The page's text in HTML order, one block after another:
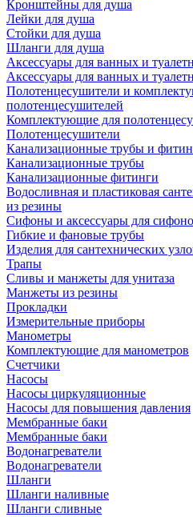
Кронштейны для душа
Лейки для душа
Стойки для душа
Шланги для душа
Аксессуары для ванных и
Аксессуары для ванных и
Полотенцесушители и
полотенцесушителей
Комплектующие для
Полотенцесушители
Канализационные трубы и
Канализационные трубы
Канализационные фитинги
Водосливная и пластиковая
из резины
Сифоны и аксессуары для
Гибкие и фановые трубы
Изделия для сантехнических
Трапы
Сливы и манжеты для унитаза
Манжеты из резины
Прокладки
Измерительные приборы
Манометры
Комплектующие для манометров
Счетчики
Насосы
Насосы циркуляционные
Насосы для повышения давления
Мембранные баки
Мембранные баки
Водонагреватели
Водонагреватели
Шланги
Шланги наливные
Шланги сливные